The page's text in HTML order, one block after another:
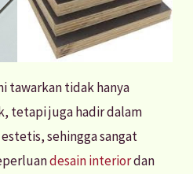
tawarkan tidak hanya
tetapi juga hadir dalam
sehingga sangat
desain interiordan